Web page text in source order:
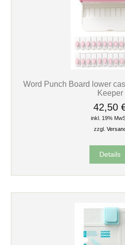
Word Punch Board lower
Keeper
42,50
inkl. 19%
zzgl.
Details